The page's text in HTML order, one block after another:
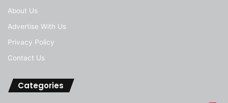
About Us
Advertise With Us
Privacy Policy
Contact Us
Categories